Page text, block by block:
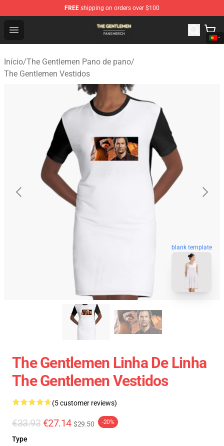
FREE shipping on orders over $100
Open menu
The Gentlemen Shop - Official The Gentlemen
Início/The Gentlemen Pano de pano/
The Gentlemen Vestidos
blank template
The Gentlemen Linha De Linha
The Gentlemen Vestidos
(5 customer reviews)
€33.93 €27.14 $29.50 -20%
Type